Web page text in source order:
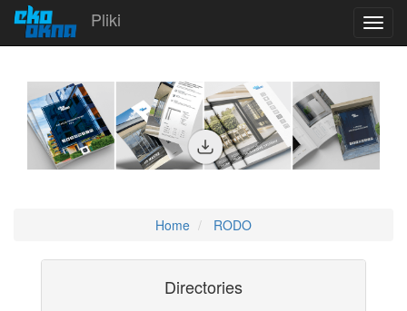
Pliki
Home RODO
Directories